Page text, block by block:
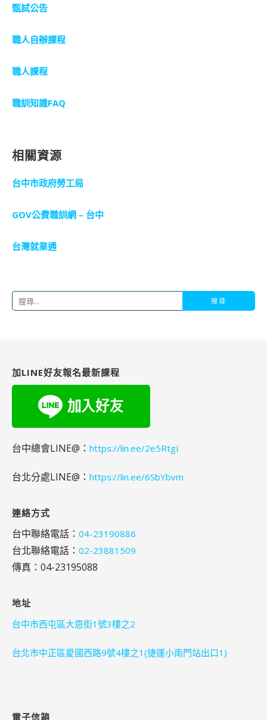
甄試公告
職人自辦課程
職人課程
職訓知識FAQ
相關資源
台中市政府勞工局
GOV公費職訓網 – 台中
台灣就業通
搜
字:
加LINE好友報名最新課程
台中總會LINE@： https://lin.ee/2e5RtgI
台北分處LINE@： https://lin.ee/6SbYbvm
連絡方式
台中聯絡電話： 04-23190886
台北聯絡電話： 02-23881509
傳真：04-23195088
地址
台中市西屯區大恩街1號3樓之2
台北市中正區愛國西路9號4樓之1(捷運小南門站出口1)
電子信箱